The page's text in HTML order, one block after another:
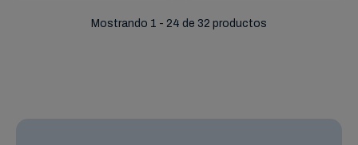
Mostrando 1 - 24 de 32 productos